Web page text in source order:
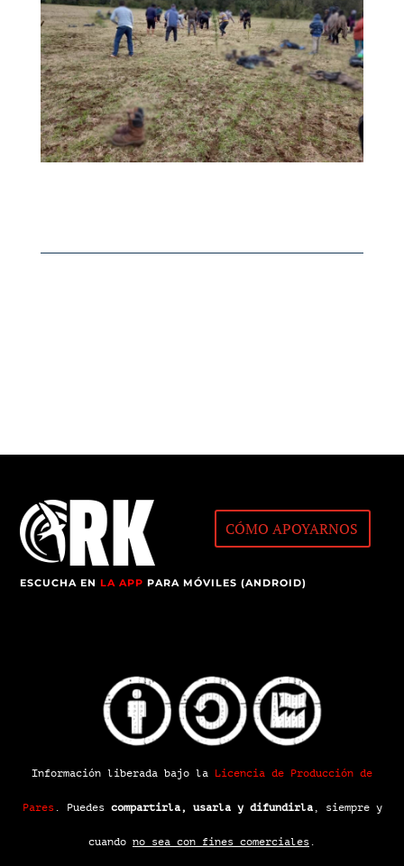
CÓMO APOYARNOS
ESCUCHA ENLA APP PARA MÓVILES (ANDROID)
Información liberada bajo la Licencia de Producción de
Pares. Puedes compartirla, usarla y difundirla, siempre y
cuando no sea con fines comerciales